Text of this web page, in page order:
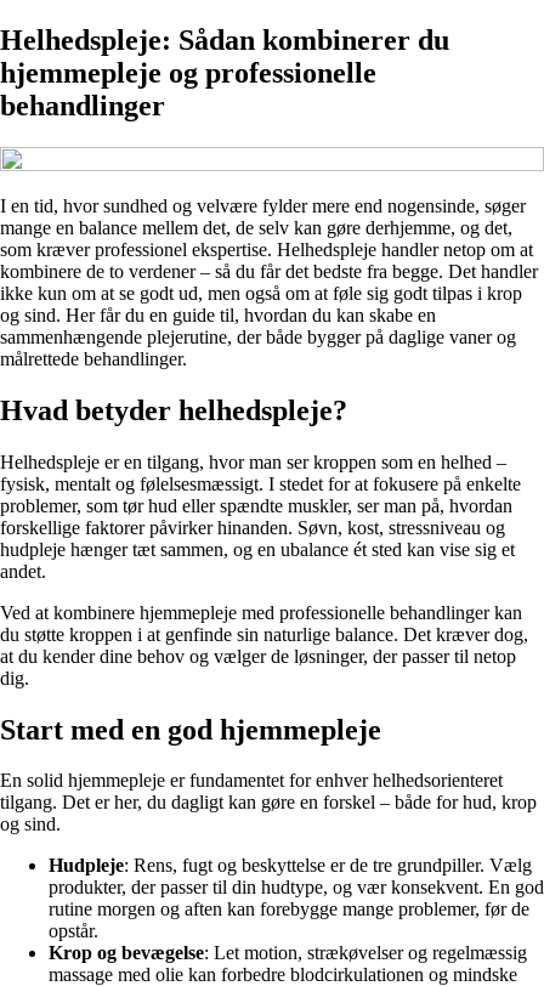
Helhedspleje: Sådan kombinerer du
hjemmepleje og professionelle
behandlinger
I en tid, hvor sundhed og velvære fylder mere end nogensinde, søger
mange en balance mellem det, de selv kan gøre derhjemme, og det,
som kræver professionel ekspertise. Helhedspleje handler netop om at
kombinere de to verdener – så du får det bedste fra begge. Det handler
ikke kun om at se godt ud, men også om at føle sig godt tilpas i krop
og sind. Her får du en guide til, hvordan du kan skabe en
sammenhængende plejerutine, der både bygger på daglige vaner og
målrettede behandlinger.
Hvad betyder helhedspleje?
Helhedspleje er en tilgang, hvor man ser kroppen som en helhed –
fysisk, mentalt og følelsesmæssigt. I stedet for at fokusere på enkelte
problemer, som tør hud eller spændte muskler, ser man på, hvordan
forskellige faktorer påvirker hinanden. Søvn, kost, stressniveau og
hudpleje hænger tæt sammen, og en ubalance ét sted kan vise sig et
andet.
Ved at kombinere hjemmepleje med professionelle behandlinger kan
du støtte kroppen i at genfinde sin naturlige balance. Det kræver dog,
at du kender dine behov og vælger de løsninger, der passer til netop
dig.
Start med en god hjemmepleje
En solid hjemmepleje er fundamentet for enhver helhedsorienteret
tilgang. Det er her, du dagligt kan gøre en forskel – både for hud, krop
og sind.
Hudpleje: Rens, fugt og beskyttelse er de tre grundpiller. Vælg
produkter, der passer til din hudtype, og vær konsekvent. En god
rutine morgen og aften kan forebygge mange problemer, før de
opstår.
Krop og bevægelse: Let motion, strækøvelser og regelmæssig
massage med olie kan forbedre blodcirkulationen og mindske